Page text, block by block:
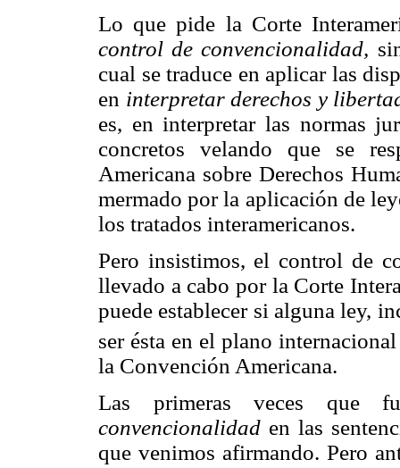
Lo que pide la Corte
control de convencionalidad,
cual se traduce en aplicar las
en interpretar derechos y
es, en interpretar las normas
concretos velando que se
Americana sobre Derechos
mermado por la aplicación de
los tratados interamericanos.
Pero insistimos, el control de
llevado a cabo por la Corte
puede establecer si alguna ley,
ser ésta en el plano
la Convención Americana.
Las primeras veces que
convencionalidad en las
que venimos afirmando. Pero